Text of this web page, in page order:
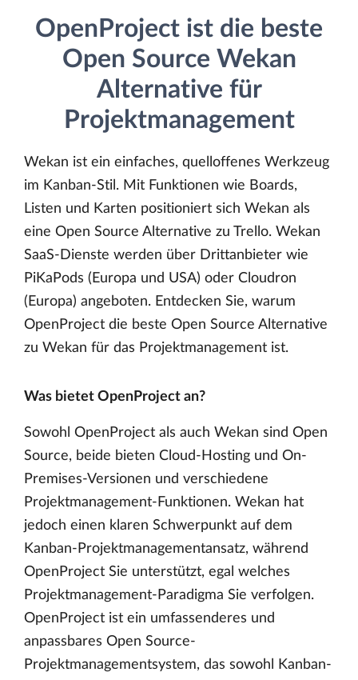
OpenProject ist die beste
Open Source Wekan
Alternative für
Projektmanagement
Wekan ist ein einfaches, quelloffenes Werkzeug
im Kanban-Stil. Mit Funktionen wie Boards,
Listen und Karten positioniert sich Wekan als
eine Open Source Alternative zu Trello. Wekan
SaaS-Dienste werden über Drittanbieter wie
PiKaPods (Europa und USA) oder Cloudron
(Europa) angeboten. Entdecken Sie, warum
OpenProject die beste Open Source Alternative
zu Wekan für das Projektmanagement ist.
Was bietet OpenProject an?
Sowohl OpenProject als auch Wekan sind Open
Source, beide bieten Cloud-Hosting und On-
Premises-Versionen und verschiedene
Projektmanagement-Funktionen. Wekan hat
jedoch einen klaren Schwerpunkt auf dem
Kanban-Projektmanagementansatz, während
OpenProject Sie unterstützt, egal welches
Projektmanagement-Paradigma Sie verfolgen.
OpenProject ist ein umfassenderes und
anpassbares Open Source-
Projektmanagementsystem, das sowohl Kanban-